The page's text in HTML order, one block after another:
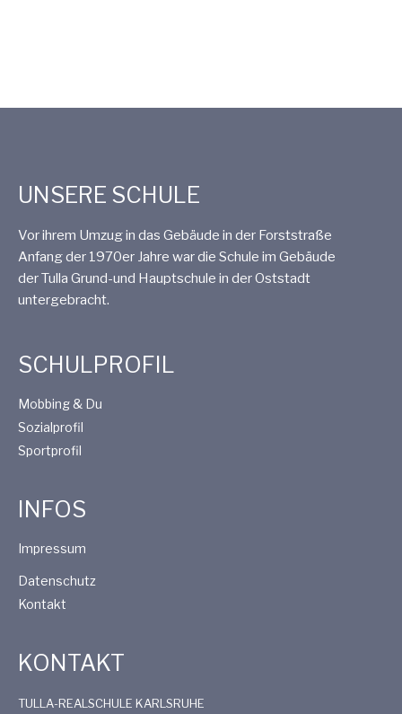
UNSERE SCHULE
Vor ihrem Umzug in das Gebäude in der Forststraße
Anfang der 1970er Jahre war die Schule im Gebäude
der Tulla Grund-und Hauptschule in der Oststadt
untergebracht.
SCHULPROFIL
Mobbing & Du
Sozialprofil
Sportprofil
INFOS
Impressum
Datenschutz
Kontakt
KONTAKT
TULLA-REALSCHULE KARLSRUHE